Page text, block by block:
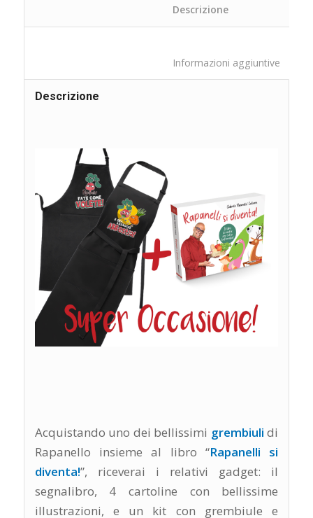
Descrizione
Acquistando uno dei bellissimi grembiuli di
Rapanello insieme al libro “Rapanelli si
diventa!”, riceverai i relativi gadget: il
segnalibro, 4 cartoline con bellissime
illustrazioni, e un kit con grembiule e